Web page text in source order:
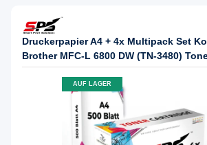
Druckerpapier A4 + 4x Multipack Set
Brother MFC-L 6800 DW (TN-3480)
AUF LAGER